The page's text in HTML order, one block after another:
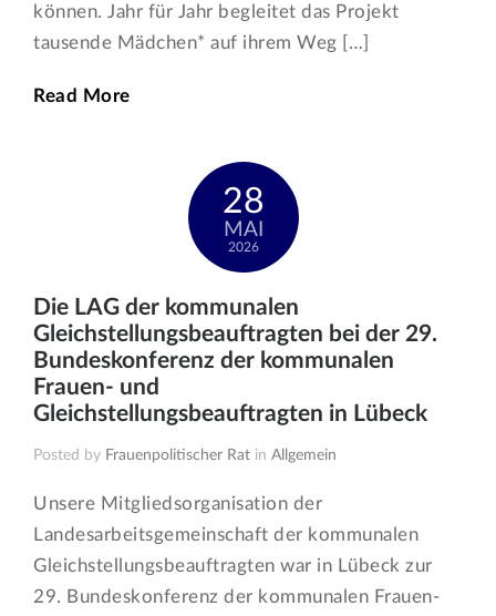
können. Jahr für Jahr begleitet das Projekt
tausende Mädchen* auf ihrem Weg […]
Read More
28
MAI
2026
Die LAG der kommunalen
Gleichstellungsbeauftragten bei der 29.
Bundeskonferenz der kommunalen
Frauen- und
Gleichstellungsbeauftragten in Lübeck
Posted by Frauenpolitischer Rat inAllgemein
Unsere Mitgliedsorganisation der
Landesarbeitsgemeinschaft der kommunalen
Gleichstellungsbeauftragten war in Lübeck zur
29. Bundeskonferenz der kommunalen Frauen-